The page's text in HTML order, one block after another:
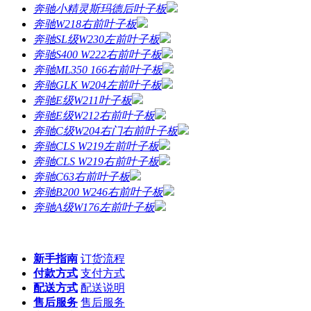
奔驰小精灵斯玛德后叶子板
奔驰W218右前叶子板
奔驰SL级W230左前叶子板
奔驰S400 W222右前叶子板
奔驰ML350 166右前叶子板
奔驰GLK W204左前叶子板
奔驰E级W211叶子板
奔驰E级W212右前叶子板
奔驰C级W204右门右前叶子板
奔驰CLS W219左前叶子板
奔驰CLS W219右前叶子板
奔驰C63右前叶子板
奔驰B200 W246右前叶子板
奔驰A级W176左前叶子板
新手指南 订货流程
付款方式 支付方式
配送方式 配送说明
售后服务 售后服务